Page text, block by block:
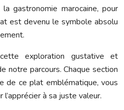
gastronomie marocaine, pour
est devenu le symbole absolu
exploration gustative et
notre parcours. Chaque section
de ce plat emblématique, vous
à sa juste valeur.